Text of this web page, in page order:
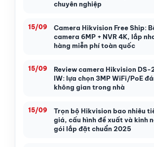
chuyên nghiệp
15/09
Camera Hikvision Free Ship:
camera 6MP + NVR 4K, lắp
hàng miễn phí toàn quốc
15/09
Review camera Hikvision
IW: lựa chọn 3MP WiFi/PoE
không gian trong nhà
15/09
Trọn bộ Hikvision bao nhiêu
giá, cấu hình đề xuất và kinh
gói lắp đặt chuẩn 2025